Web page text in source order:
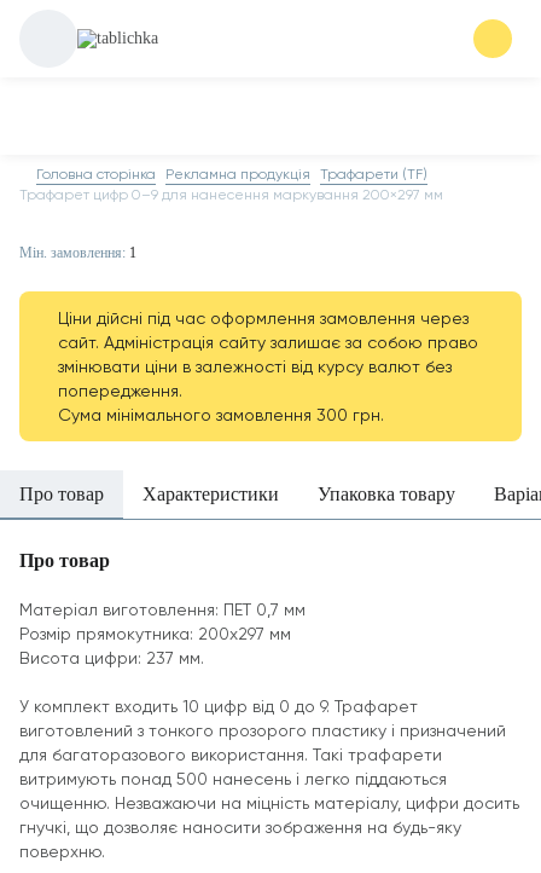
Головна сторінка Рекламна продукція
Трафарети (TF)
Трафарет цифр 0–9 для нанесення маркування 200×297 мм
Мін. замовлення: 1
Ціни дійсні під час оформлення замовлення через
сайт. Адміністрація сайту залишає за собою право
змінювати ціни в залежності від курсу валют без
попередження.
Сума мінімального замовлення 300 грн.
Про товар Характеристики Упаковка товару
Про товар
Матеріал виготовлення: ПЕТ 0,7 мм
Розмір прямокутника: 200х297 мм
Висота цифри: 237 мм.
У комплект входить 10 цифр від 0 до 9. Трафарет
виготовлений з тонкого прозорого пластику і призначений
для багаторазового використання. Такі трафарети
витримують понад 500 нанесень і легко піддаються
очищенню. Незважаючи на міцність матеріалу, цифри досить
гнучкі, що дозволяє наносити зображення на будь-яку
поверхню.